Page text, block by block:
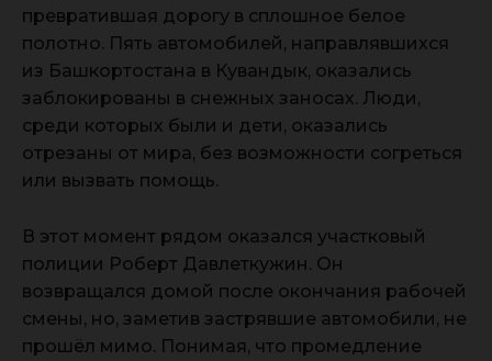
превратившая дорогу в сплошное белое
полотно. Пять автомобилей, направлявшихся
из Башкортостана в Кувандык, оказались
заблокированы в снежных заносах. Люди,
среди которых были и дети, оказались
отрезаны от мира, без возможности согреться
или вызвать помощь.
В этот момент рядом оказался участковый
полиции Роберт Давлеткужин. Он
возвращался домой после окончания рабочей
смены, но, заметив застрявшие автомобили, не
прошёл мимо. Понимая, что промедление